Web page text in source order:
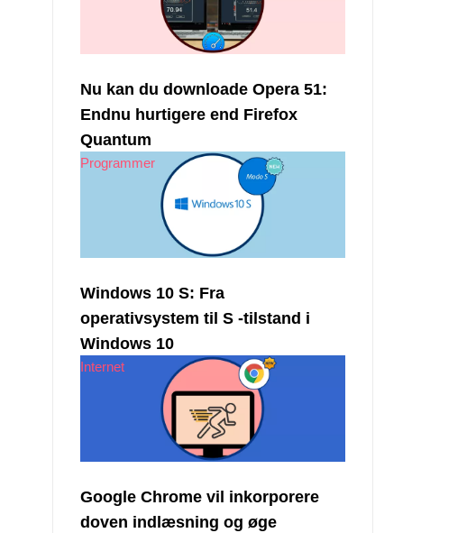
Nu kan du downloade Opera 51:
Endnu hurtigere end Firefox
Quantum
Programmer
Windows 10 S: Fra
operativsystem til S -tilstand i
Windows 10
Internet
Google Chrome vil inkorporere
doven indlæsning og øge